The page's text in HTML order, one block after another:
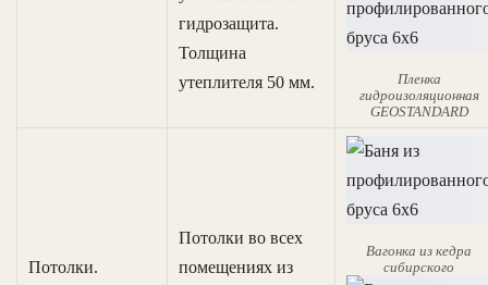
гидрозащита.
Толщина
утеплителя 50 мм.
Пленка
гидроизоляционная
GEOSTANDARD
Потолки.
Потолки во всех
помещениях из
Вагонка из кедра
сибирского